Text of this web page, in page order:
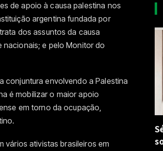
de apoio à causa palestina nos
argentina fundada por
dos assuntos da causa
nacionais; e pelo Monitor do
conjuntura envolvendo a Palestina
é mobilizar o maior apoio
em torno da ocupação,
vários ativistas brasileiros em